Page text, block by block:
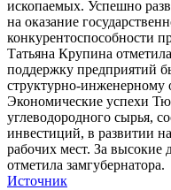
ископаемых. Успешно
на оказание
конкурентоспособности
Татьяна Крупина
поддержку предприятий
структурно-инженерному
Экономические успехи
углеводородного сырья,
инвестиций, в развитии
рабочих мест. За высокие
отметила замгубернатора.
Источник